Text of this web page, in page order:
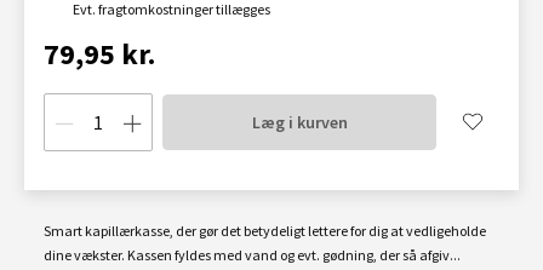
Evt. fragtomkostninger tillægges
79,95 kr.
Læg i kurven
Smart kapillærkasse, der gør det betydeligt lettere for dig at vedligeholde
dine vækster. Kassen fyldes med vand og evt. gødning, der så afgiv...